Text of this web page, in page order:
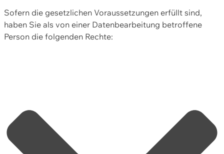
Sofern die gesetzlichen Voraussetzungen erfüllt sind,
haben Sie als von einer Datenbearbeitung betroffene
Person die folgenden Rechte: